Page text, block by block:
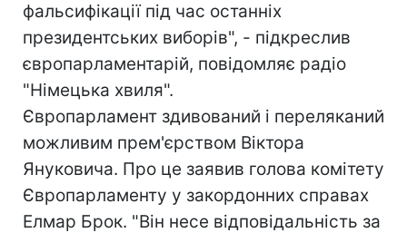
фальсифікації під час останніх
президентських виборів", - підкреслив
європарламентарій, повідомляє радіо
"Німецька хвиля".
Європарламент здивований і переляканий
можливим прем'єрством Віктора
Януковича. Про це заявив голова комітету
Європарламенту у закордонних справах
Елмар Брок. "Він несе відповідальність за